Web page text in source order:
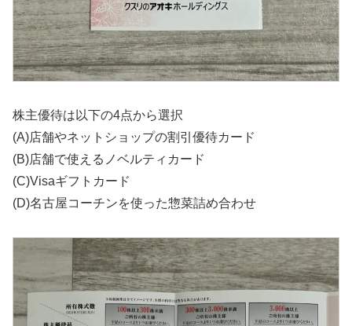
株主優待は以下の4点から選択
(A)店舗やネットショップの割引優待カード
(B)店舗で使えるノベルティカード
(C)Visaギフトカード
(D)名古屋コーチンを使った惣菜詰め合わせ